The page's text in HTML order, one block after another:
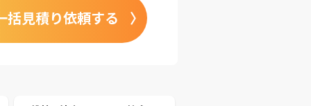
括見積り依頼する